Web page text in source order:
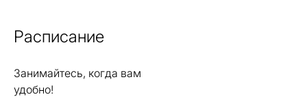
Расписание
Занимайтесь, когда вам
удобно!